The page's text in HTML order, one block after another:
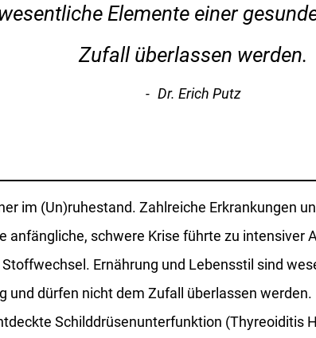
Elemente einer
Zufall überlassen werden.
Dr. Erich Putz
im (Un)ruhestand. Zahlreiche Erkrankungen
anfängliche, schwere Krise führte zu intensiver
Ernährung und Lebensstil sind
und dürfen nicht dem Zufall überlassen
Schilddrüsenunterfunktion (Thyreoiditis